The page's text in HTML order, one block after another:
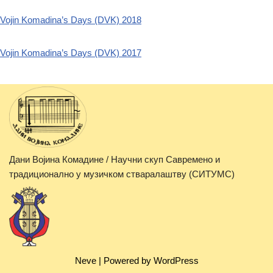
Vojin Komadina’s Days (DVK) 2018
Vojin Komadina’s Days (DVK) 2017
Дани Војина Комадине / Научни скуп Савремено и
традиционално у музичком стваралаштву (СИТУМС)
Neve| Powered by WordPress